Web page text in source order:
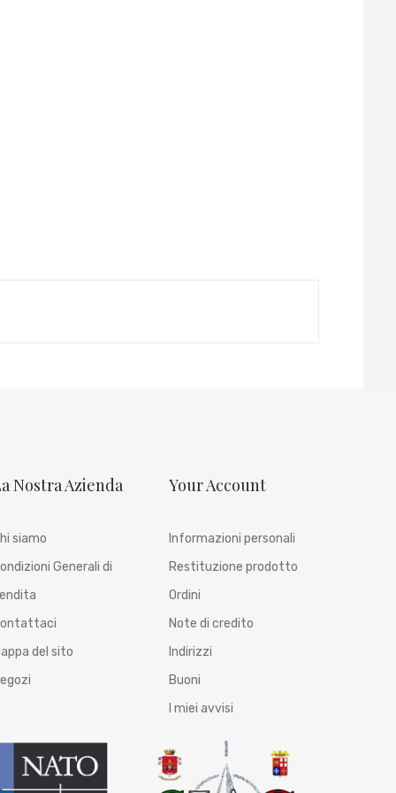
Nostra Azienda
siamo
Generali di
del sito
Your Account
Informazioni personali
Restituzione prodotto
Ordini
Note di credito
Indirizzi
Buoni
I miei avvisi